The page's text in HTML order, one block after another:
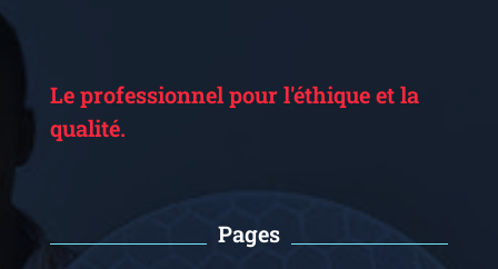
Le professionnel pour l'éthique et la
qualité.
Pages